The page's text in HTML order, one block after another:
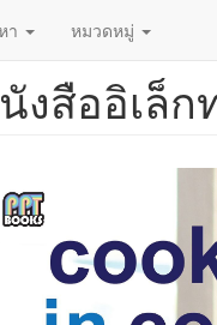
า หมวดหมู่
งสืออิเล็ก